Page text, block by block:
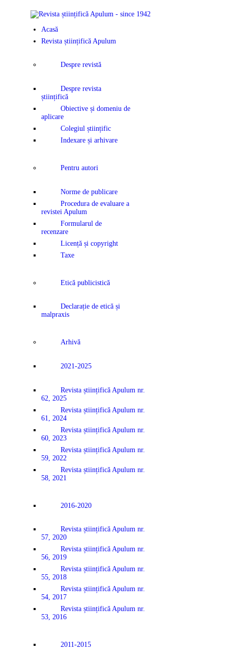
Acasă
Revista științifică Apulum
Despre revistă
Despre revista
științifică
Obiective și domeniu de
aplicare
Colegiul științific
Indexare și arhivare
Pentru autori
Norme de publicare
Procedura de evaluare a
revistei Apulum
Formularul de
recenzare
Licență și copyright
Taxe
Etică publicistică
Declarație de etică și
malpraxis
Arhivă
2021-2025
Revista științifică Apulum nr.
62, 2025
Revista științifică Apulum nr.
61, 2024
Revista științifică Apulum nr.
60, 2023
Revista științifică Apulum nr.
59, 2022
Revista științifică Apulum nr.
58, 2021
2016-2020
Revista științifică Apulum nr.
57, 2020
Revista științifică Apulum nr.
56, 2019
Revista științifică Apulum nr.
55, 2018
Revista științifică Apulum nr.
54, 2017
Revista științifică Apulum nr.
53, 2016
2011-2015
ACASĂ